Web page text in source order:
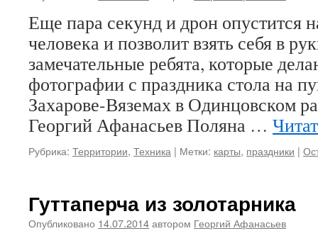
Еще пара секунд и дрон опустится
человека и позволит взять себя в
замечательные ребята, которые
фотографии с праздника стола на
Захарове-Вяземах в Одинцовском
Георгий Афанасьев Поляна …
Рубрика: Территории, Техника | Метки: карты, праздники |
Гуттаперча из золотарника
Опубликовано 14.07.2014автором Георгий Афанасьев